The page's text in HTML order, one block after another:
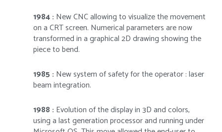
1984 : New CNC allowing to visualize the movement
on a CRT screen. Numerical parameters are now
transformed in a graphical 2D drawing showing the
piece to bend.
1985 : New system of safety for the operator : laser
beam integration.
1988 : Evolution of the display in 3D and colors,
using a last generation processor and running under